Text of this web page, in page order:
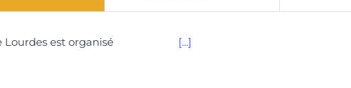
de Lourdes est organisé [...]